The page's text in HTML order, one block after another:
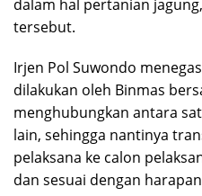
dalam hal pertanian
tersebut.
Irjen Pol Suwondo
dilakukan oleh Binmas
menghubungkan antara
lain, sehingga nantinya
pelaksana ke calon
dan sesuai dengan